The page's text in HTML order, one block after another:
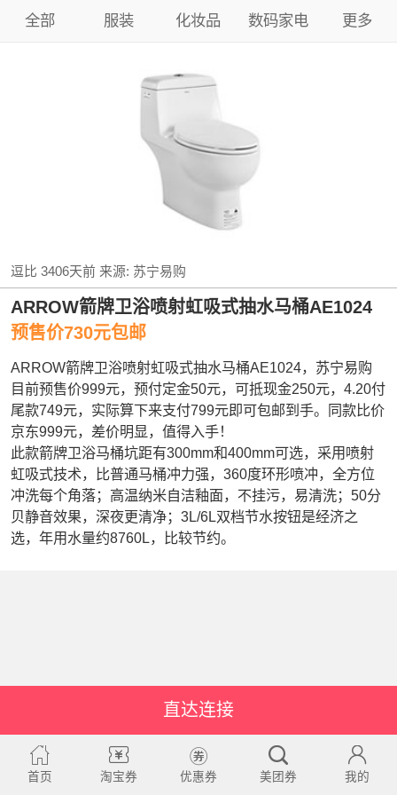
全部 服装 化妆品 数码家电 更多
逗比 3406天前来源: 苏宁易购
ARROW箭牌卫浴喷射虹吸式抽水马桶AE1024
预售价730元包邮
ARROW箭牌卫浴喷射虹吸式抽水马桶AE1024，苏宁易购
目前预售价999元，预付定金50元，可抵现金250元，4.20付
尾款749元，实际算下来支付799元即可包邮到手。同款比价
京东999元，差价明显，值得入手！
此款箭牌卫浴马桶坑距有300mm和400mm可选，采用喷射
虹吸式技术，比普通马桶冲力强，360度环形喷冲，全方位
冲洗每个角落；高温纳米自洁釉面，不挂污，易清洗；50分
贝静音效果，深夜更清净；3L/6L双档节水按钮是经济之
选，年用水量约8760L，比较节约。
直达连接
首页 淘宝券 优惠券 美团券 我的